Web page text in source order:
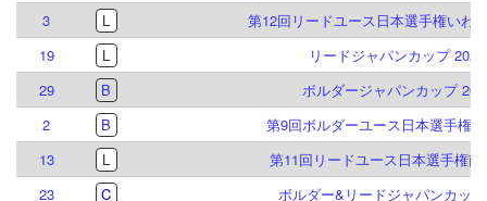
3
L
第12回リードユース日本選手権いわ
19
L
リードジャパンカップ 2024
29
B
ボルダージャパンカップ
2
B
第9回ボルダーユース日本選手権
13
L
第11回リードユース日本選手権南
23
C
ボルダー&リードジャパンカッ